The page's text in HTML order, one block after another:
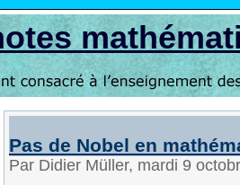
Pas de Nobel en
Par Didier Müller, mardi 9